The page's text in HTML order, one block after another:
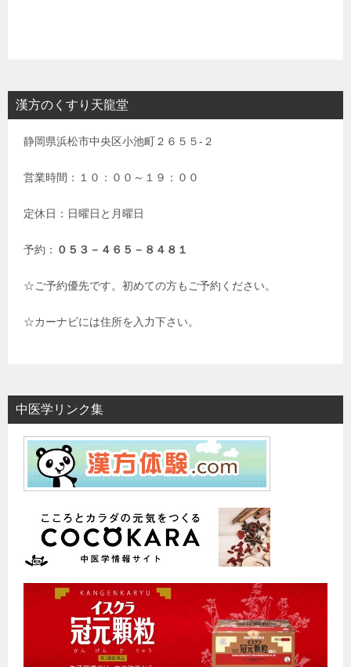
漢方のくすり天龍堂
静岡県浜松市中央区小池町２６５５-２
営業時間：１０：００～１９：００
定休日：日曜日と月曜日
予約： ０５３－４６５－８４８１
☆ご予約優先です。初めての方もご予約ください。
☆カーナビには住所を入力下さい。
中医学リンク集